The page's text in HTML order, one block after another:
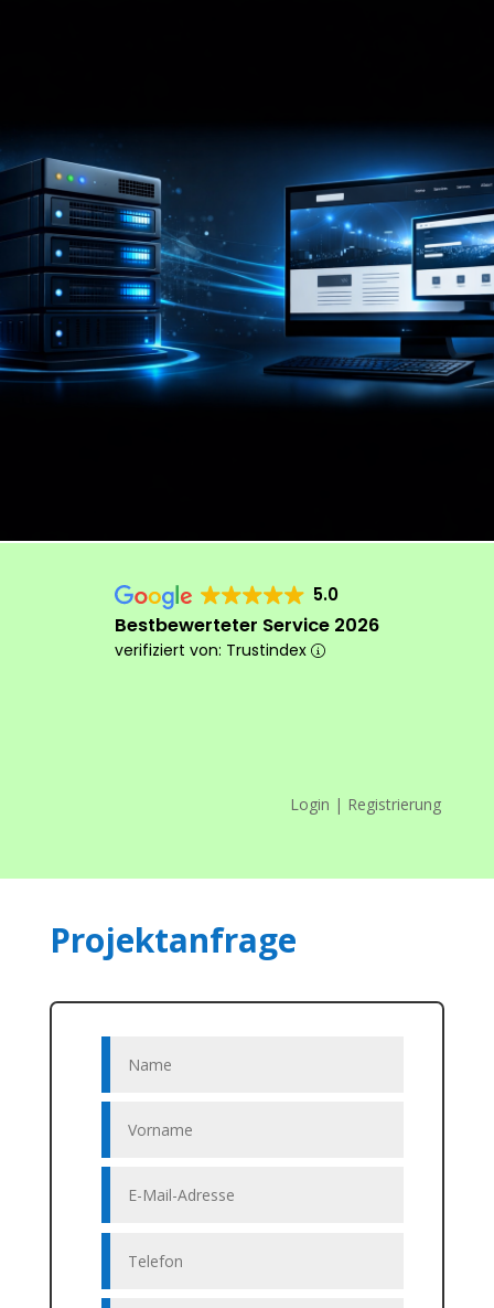
5.0
Bestbewerteter Service 2026
verifiziert von: Trustindex
Login | Registrierung
Projektanfrage